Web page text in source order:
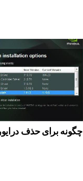
چگونه برای حذف